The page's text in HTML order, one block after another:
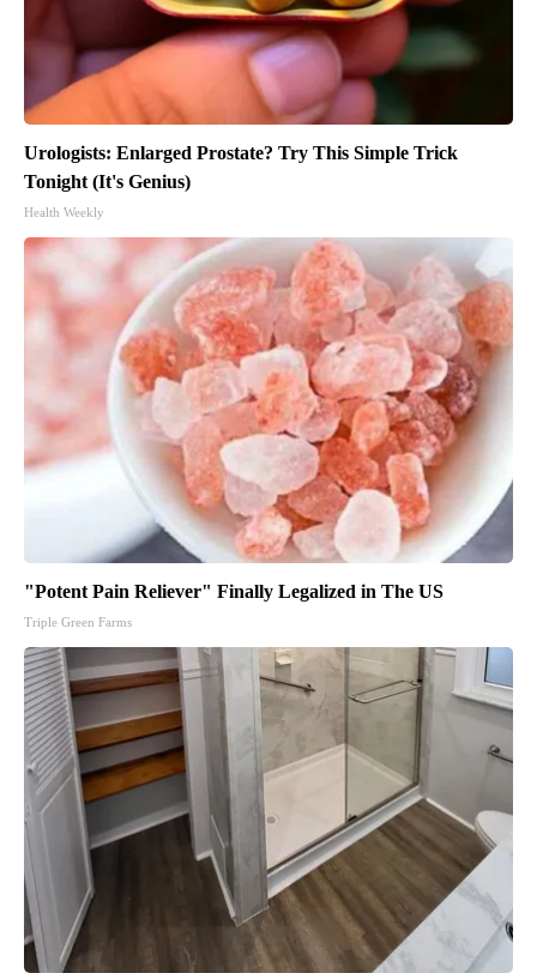
Urologists: Enlarged Prostate? Try This Simple Trick
Tonight (It's Genius)
Health Weekly
"Potent Pain Reliever" Finally Legalized in The US
Triple Green Farms